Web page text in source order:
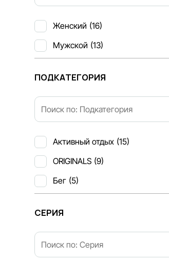
Женский (16)
Мужской (13)
ПОДКАТЕГОРИЯ
Активный отдых (15)
ORIGINALS (9)
Бег (5)
СЕРИЯ